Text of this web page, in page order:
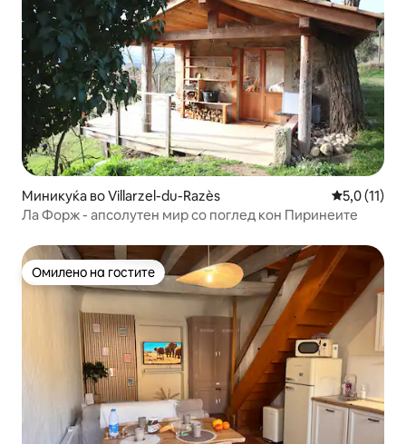
Миникуќа во Villarzel-du-Razès Просечна
5,0 (11)
Ла Форж - апсолутен мир со поглед кон Пиринеите
Омилено на гостите
Омилено на гостите